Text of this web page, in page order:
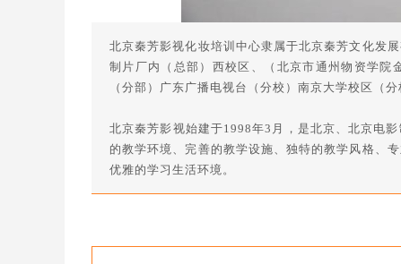
北京秦芳影视化妆培训中心隶属于北京秦芳文化发
制片厂内（总部）西校区、（北京市通州物资学院
（分部）广东广播电视台（分校）南京大学校区（分
北京秦芳影视始建于1998年3月，是北京、北京电
的教学环境、完善的教学设施、独特的教学风格、
优雅的学习生活环境。